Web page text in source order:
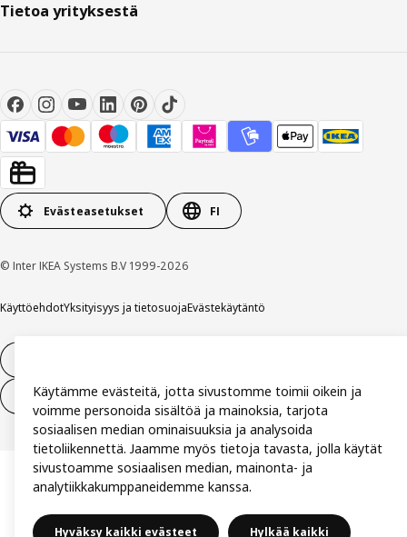
Tietoa yrityksestä
Evästeasetukset FI
© Inter IKEA Systems B.V 1999-2026
KäyttöehdotYksityisyys ja tietosuojaEvästekäytäntö
Peru sopimus (palvelut)
Käytämme evästeitä, jotta sivustomme toimii oikein ja
voimme personoida sisältöä ja mainoksia, tarjota
sosiaalisen median ominaisuuksia ja analysoida
tietoliikennettä. Jaamme myös tietoja tavasta, jolla käytät
sivustoamme sosiaalisen median, mainonta- ja
analytiikkakumppaneidemme kanssa.
Hyväksy kaikki evästeet Hylkää kaikki